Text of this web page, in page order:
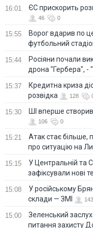
16:01 ЄС прискорить
46 0
15:55
Ворог вдарив по
футбольний
15:44
Росіяни почали
дрона "Гербера", -
15:37
Кредитна криза
розвідка
128
15:30 ШІ вперше створив
106 0
15:21
Атак стає більше,
про ситуацію на
15:15
У Центральній та
зафіксували нові
15:08
У російському
склади — ЗМІ
143
15:00
Зеленський
питання захисту